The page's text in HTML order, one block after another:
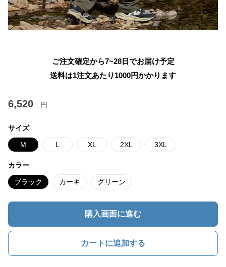
ご注文確定から7~28日でお届け予定
送料は1注文あたり 1000円かかります
6,520 円
サイズ
M L XL 2XL 3XL
カラー
ブラック カーキ グリーン
購入画面に進む
カートに追加する